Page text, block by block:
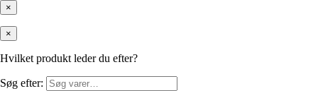
×
×
Hvilket produkt leder du efter?
Søg efter: